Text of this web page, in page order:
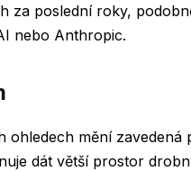
za poslední roky,
nebo Anthropic.
ohledech mění
dát větší prostor